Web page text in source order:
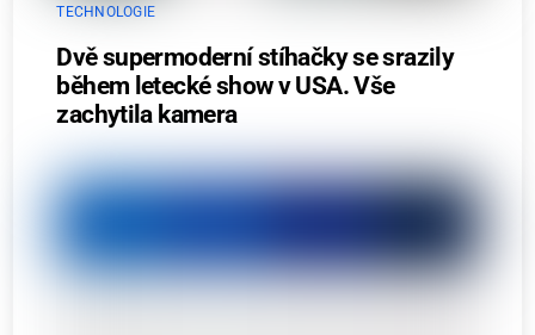
TECHNOLOGIE
Dvě supermoderní stíhačky se srazily
během letecké show v USA. Vše
zachytila kamera